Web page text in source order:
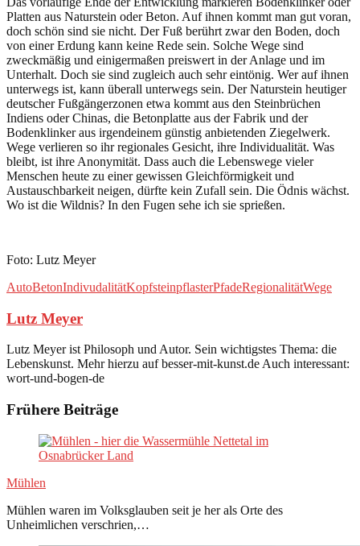
Platten aus Naturstein oder Beton. Auf ihnen kommt man gut voran,
doch schön sind sie nicht. Der Fuß berührt zwar den Boden, doch
von einer Erdung kann keine Rede sein. Solche Wege sind
zweckmäßig und einigermaßen preiswert in der Anlage und im
Unterhalt. Doch sie sind zugleich auch sehr eintönig. Wer auf ihnen
unterwegs ist, kann überall unterwegs sein. Der Naturstein heutiger
deutscher Fußgängerzonen etwa kommt aus den Steinbrüchen
Indiens oder Chinas, die Betonplatte aus der Fabrik und der
Bodenklinker aus irgendeinem günstig anbietenden Ziegelwerk.
Wege verlieren so ihr regionales Gesicht, ihre Individualität. Was
bleibt, ist ihre Anonymität. Dass auch die Lebenswege vieler
Menschen heute zu einer gewissen Gleichförmigkeit und
Austauschbarkeit neigen, dürfte kein Zufall sein. Die Ödnis wächst.
Wo ist die Wildnis? In den Fugen sehe ich sie sprießen.
Foto: Lutz Meyer
AutoBetonIndivudalitätKopfsteinpflasterPfadeRegionalitätWege
Lutz Meyer
Lutz Meyer ist Philosoph und Autor. Sein wichtigstes Thema: die
Lebenskunst. Mehr hierzu auf besser-mit-kunst.de Auch interessant:
wort-und-bogen-de
Frühere Beiträge
Mühlen
Mühlen waren im Volksglauben seit je her als Orte des
Unheimlichen verschrien,…